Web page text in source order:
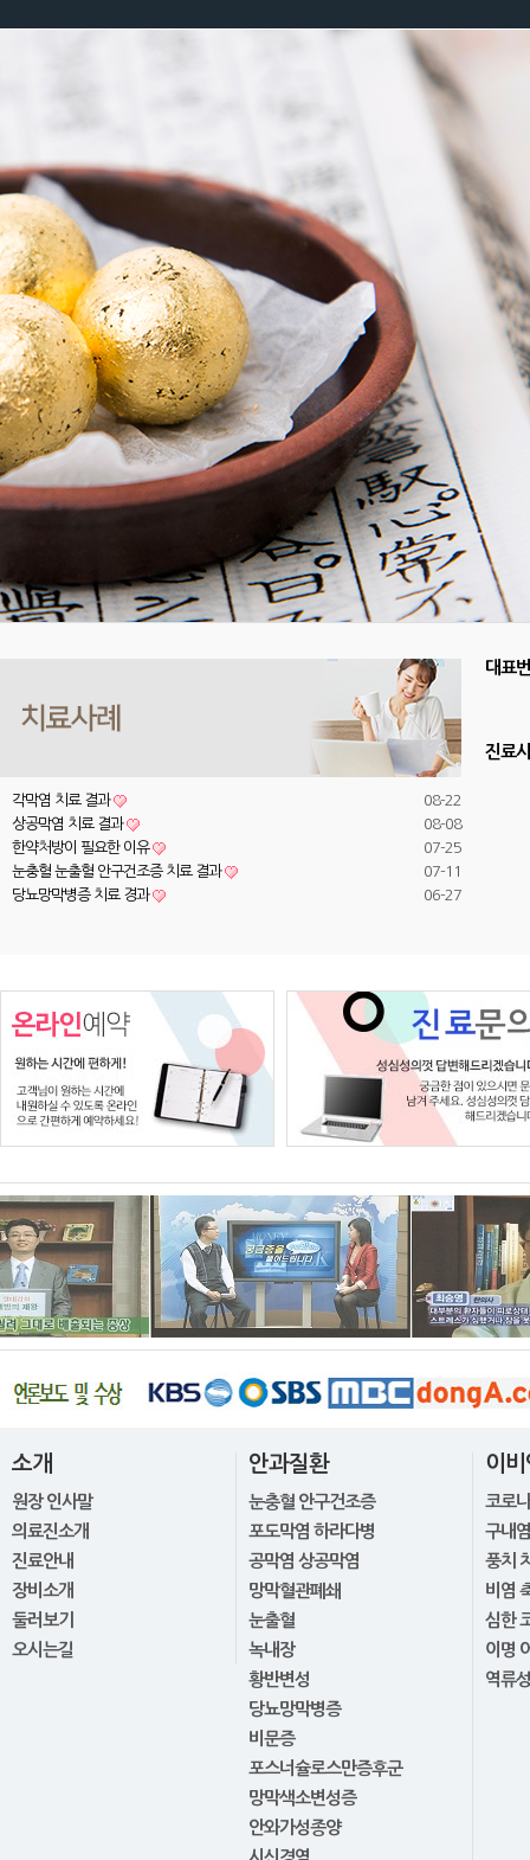
각막염 치료 결과
08-22
상공막염 치료 결과
08-08
한약처방이 필요한 이유
07-25
눈충혈 눈출혈 안구건조증 치료 결과
07-11
당뇨망막병증 치료 경과
06-27
대표
진료
소개
원장 인사말
의료진소개
진료안내
장비소개
둘러보기
오시는길
안과질환
눈충혈 안구건조증
포도막염 하라다병
공막염 상공막염
망막혈관폐쇄
눈출혈
녹내장
황반변성
당뇨망막병증
비문증
포스너슐로스만증후군
망막색소변성증
안와가성종양
이
코로
구내
풍치
비염
심한
이명
역류